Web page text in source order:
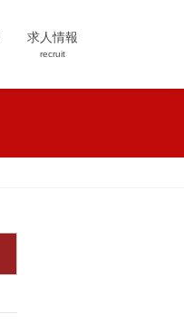
求人情報
recruit